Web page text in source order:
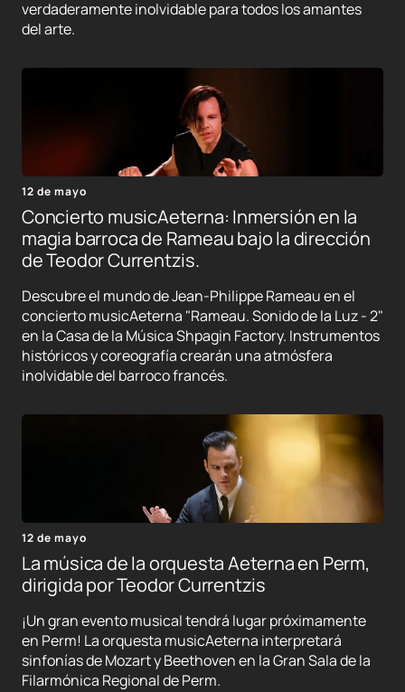
verdaderamente inolvidable para todos los amantes
del arte.
12 de mayo
Concierto musicAeterna: Inmersión en la
magia barroca de Rameau bajo la dirección
de Teodor Currentzis.
Descubre el mundo de Jean-Philippe Rameau en el
concierto musicAeterna "Rameau. Sonido de la Luz - 2"
en la Casa de la Música Shpagin Factory. Instrumentos
históricos y coreografía crearán una atmósfera
inolvidable del barroco francés.
12 de mayo
La música de la orquesta Aeterna en Perm,
dirigida por Teodor Currentzis
¡Un gran evento musical tendrá lugar próximamente
en Perm! La orquesta musicAeterna interpretará
sinfonías de Mozart y Beethoven en la Gran Sala de la
Filarmónica Regional de Perm.